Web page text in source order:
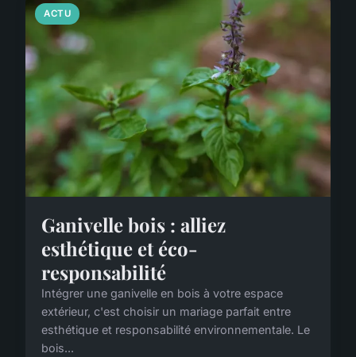
ACTU
Ganivelle bois : alliez
esthétique et éco-
responsabilité
Intégrer une ganivelle en bois à votre espace
extérieur, c'est choisir un mariage parfait entre
esthétique et responsabilité environnementale. Le
bois...